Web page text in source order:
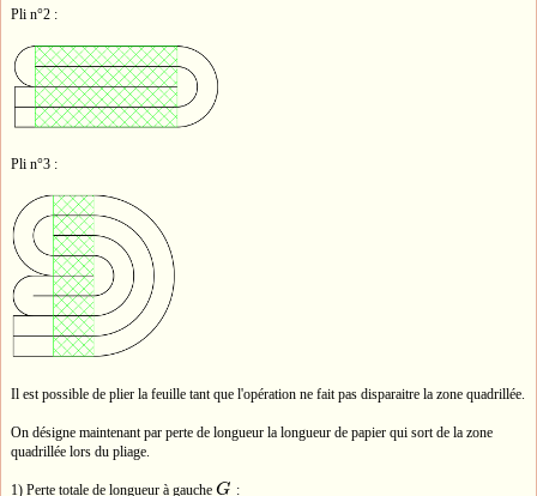
Pli n°2 :
Pli n°3 :
Il est possible de plier la feuille tant que l'opération ne fait pas disparaitre la zone quadrillée.
On désigne maintenant par perte de longueur la longueur de papier qui sort de la zone
quadrillée lors du pliage.
1) Perte totale de longueur à gauche G
G :